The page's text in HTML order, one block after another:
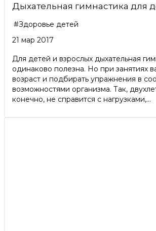
Дыхательная гимнастика для
#Здоровье детей
21 мар 2017
Для детей и взрослых дыхательная
одинаково полезна. Но при занятиях
возраст и подбирать упражнения в
возможностями организма. Так,
конечно, не справится с нагрузками,...